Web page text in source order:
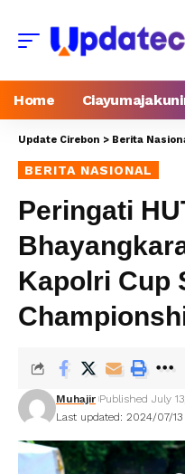
Home
Update Cirebon > Berita
BERITA NASIONAL
Peringati
Kapolri Cup
Last updated: 2024/07/13
Muhajir Published July